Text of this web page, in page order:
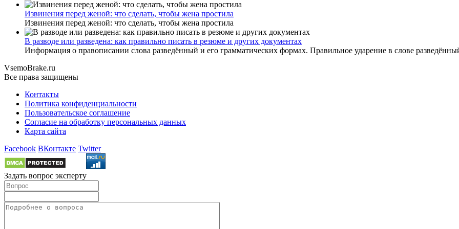
Извинения перед женой: что сделать, чтобы жена простила
Извинения перед женой: что сделать, чтобы жена простила
В разводе или разведена: как правильно писать в резюме и других документах
Информация о правописании слова разведённый и его грамматических формах. Правильное ударение в слове
VsemoBrake.ru
Все права защищены
Контакты
Политика конфиденциальности
Пользовательское соглашение
Согласие на обработку персональных данных
Карта сайта
Facebook ВКонтакте Twitter
Задать вопрос эксперту